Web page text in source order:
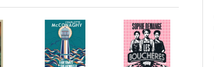
LIRE LA SUITE LIRE LA SUITE